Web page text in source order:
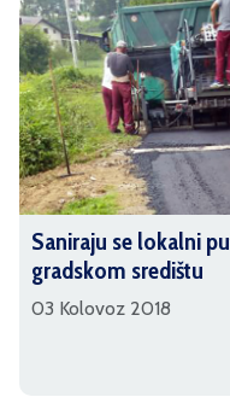
Saniraju se lokalni
gradskom središtu
03 Kolovoz 2018